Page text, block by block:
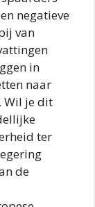
negatieve
van
in
naar
Wil je dit
ter
de